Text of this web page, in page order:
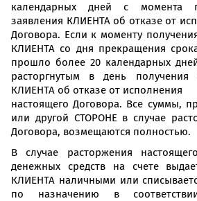
календарных дней с момента
заявления КЛИЕНТА об отказе от
Договора. Если к моменту
КЛИЕНТА со дня прекращения
прошло более 20 календарных
расторгнутым в день
КЛИЕНТА об отказе от исполнения
настоящего Договора. Все суммы,
или другой СТОРОНЕ в случае
Договора, возмещаются полностью.
В случае расторжения
денежных средств на счете
КЛИЕНТА наличными или
по назначению в